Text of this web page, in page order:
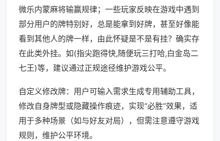
微乐内蒙麻将输赢规律；一些玩家反映在游戏中遇到
部分用户的牌特别好，总是能拿到好牌，甚至好像能
看到其他人的牌一样，由此怀疑是不是有挂？确实存
在此类外挂。如(指尖跑得快,随便玩三打哈,白金岛二
七王)等，建议通过正规途径维护游戏公平。
自定义修改牌：用户可输入需求生成专用辅助工具，
修改自身牌型或隐藏操作痕迹，实现“必胜”效果，适
用于多种场景（如与好友对局），但需注意遵守游戏
规则，维护公平环境。